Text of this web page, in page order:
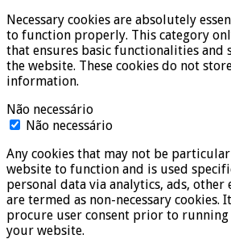
Necessary cookies are absolutely
to function properly. This category
that ensures basic functionalities and
the website. These cookies do not
information.
Não necessário
Não necessário
Any cookies that may not be
website to function and is used
personal data via analytics, ads, other
are termed as non-necessary cookies.
procure user consent prior to running
your website.